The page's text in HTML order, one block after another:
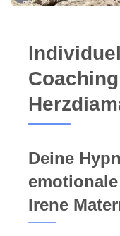
Deine
Irene